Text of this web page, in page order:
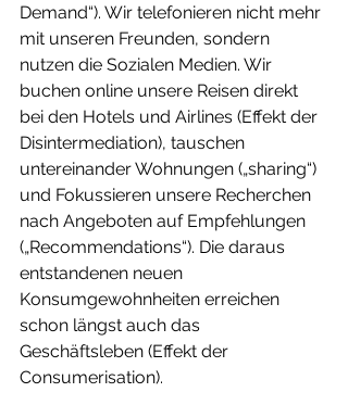
Demand“). Wir telefonieren nicht mehr
mit unseren Freunden, sondern
nutzen die Sozialen Medien. Wir
buchen online unsere Reisen direkt
bei den Hotels und Airlines (Effekt der
Disintermediation), tauschen
untereinander Wohnungen („sharing“)
und Fokussieren unsere Recherchen
nach Angeboten auf Empfehlungen
(„Recommendations“). Die daraus
entstandenen neuen
Konsumgewohnheiten erreichen
schon längst auch das
Geschäftsleben (Effekt der
Consumerisation).